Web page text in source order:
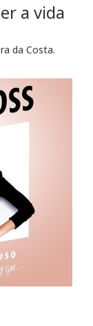
a vida
da Costa.